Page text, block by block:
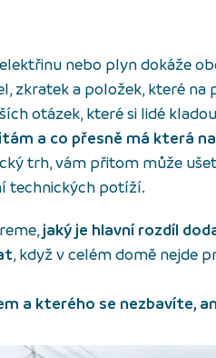
nebo plyn dokáže
zkratek a položek, které
otázek, které si lidé
a co přesně má která
trh, vám přitom může
technických potíží.
jaký je hlavní rozdíl
, když v celém domě nejde
a kterého se nezbavíte,